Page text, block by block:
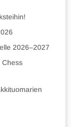
2026–2027
Chess